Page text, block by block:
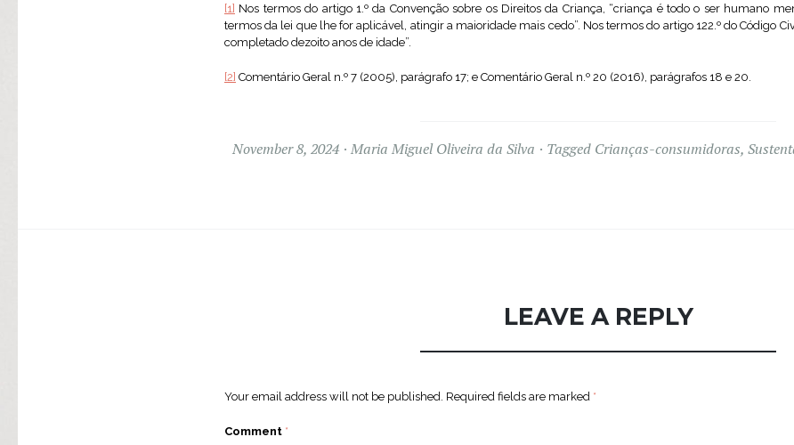
[1] Nos termos do artigo 1.º da Convenção sobre os Direitos da Criança, “criança é todo o ser humano
termos da lei que lhe for aplicável, atingir a maioridade mais cedo”. Nos termos do artigo 122.º do Código
completado dezoito anos de idade”.
[2] Comentário Geral n.º 7 (2005), parágrafo 17; e Comentário Geral n.º 20 (2016), parágrafos 18 e 20.
November 8, 2024 Maria Miguel Oliveira da Silva Tagged Crianças-consumidoras,
LEAVE A REPLY
Your email address will not be published. Required fields are marked *
Comment *